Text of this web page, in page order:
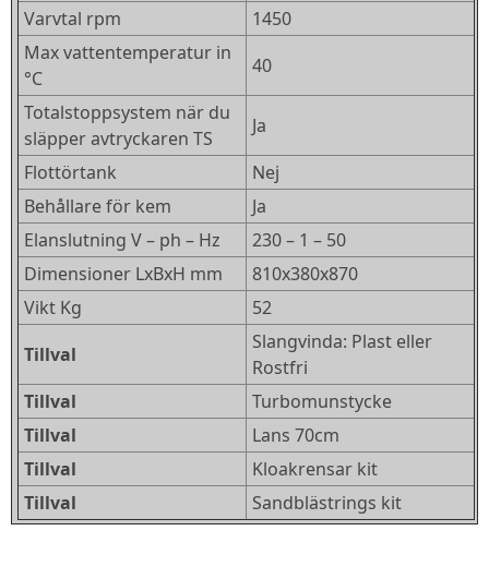
Varvtal rpm
1450
Max vattentemperatur in
°C
40
Totalstoppsystem när du
släpper avtryckaren TS
Ja
Flottörtank
Nej
Behållare för kem
Ja
Elanslutning V – ph – Hz
230 – 1 – 50
Dimensioner LxBxH mm
810x380x870
Vikt Kg
52
Tillval
Slangvinda: Plast eller
Rostfri
Tillval
Turbomunstycke
Tillval
Lans 70cm
Tillval
Kloakrensar kit
Tillval
Sandblästrings kit